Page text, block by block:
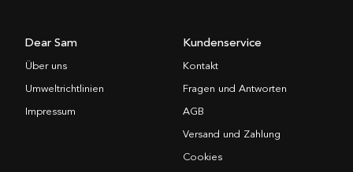
Dear Sam
Über uns
Umweltrichtlinien
Impressum
Kundenservice
Kontakt
Fragen und Antworten
AGB
Versand und Zahlung
Cookies